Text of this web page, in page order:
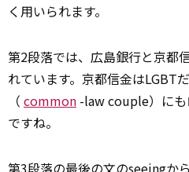
く用いられます。
第2段落では、広島銀行と京都
れています。京都信金はLGBT
（ common -law couple）にも
ですね。
第3段落の最後の文のseeingか